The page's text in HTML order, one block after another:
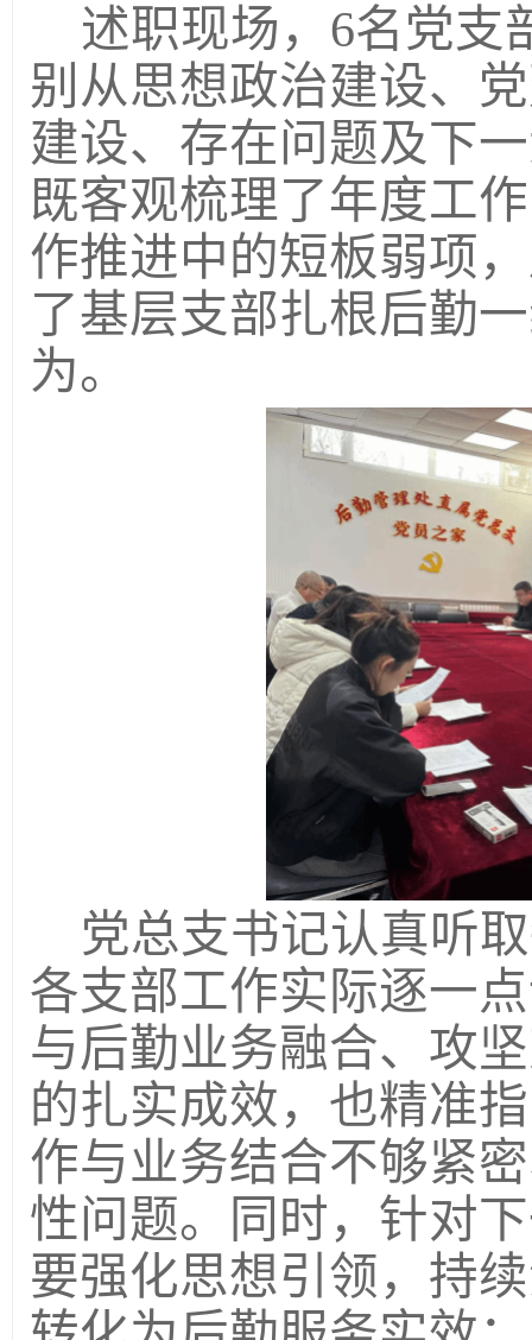
述职现场， 6名党支
别从思想政治建设、
建设、存在问题及下
既客观梳理了年度工
作推进中的短板弱项
了基层支部扎根后勤
为。
党总支书记认真听
各支部工作实际逐一
与后勤业务融合、攻
的扎实成效，也精准
作与业务结合不够紧
性问题。同时，针对
要强化思想引领，持